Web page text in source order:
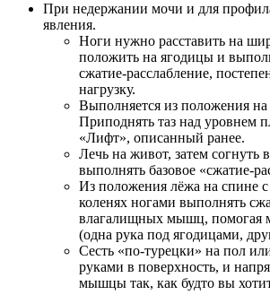
При недержании мочи и для
явления.
Ноги нужно расставить на
положить на ягодицы и
сжатие-расслабление,
нагрузку.
Выполняется из положения на
Приподнять таз над уровнем
«Лифт», описанный ранее.
Лечь на живот, затем согнуть
выполнять базовое «сжатие-
Из положения лёжа на спине
коленях ногами выполнять
влагалищных мышц, помогая
(одна рука под ягодицами,
Сесть «по-турецки» на пол
руками в поверхность, и
мышцы так, как будто вы